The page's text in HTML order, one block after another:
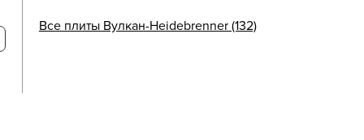
Все плиты Вулкан-Heidebrenner (132)